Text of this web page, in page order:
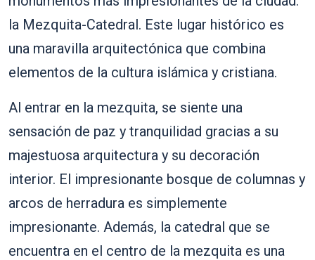
la Mezquita-Catedral. Este lugar histórico es
una maravilla arquitectónica que combina
elementos de la cultura islámica y cristiana.
Al entrar en la mezquita, se siente una
sensación de paz y tranquilidad gracias a su
majestuosa arquitectura y su decoración
interior. El impresionante bosque de columnas y
arcos de herradura es simplemente
impresionante. Además, la catedral que se
encuentra en el centro de la mezquita es una